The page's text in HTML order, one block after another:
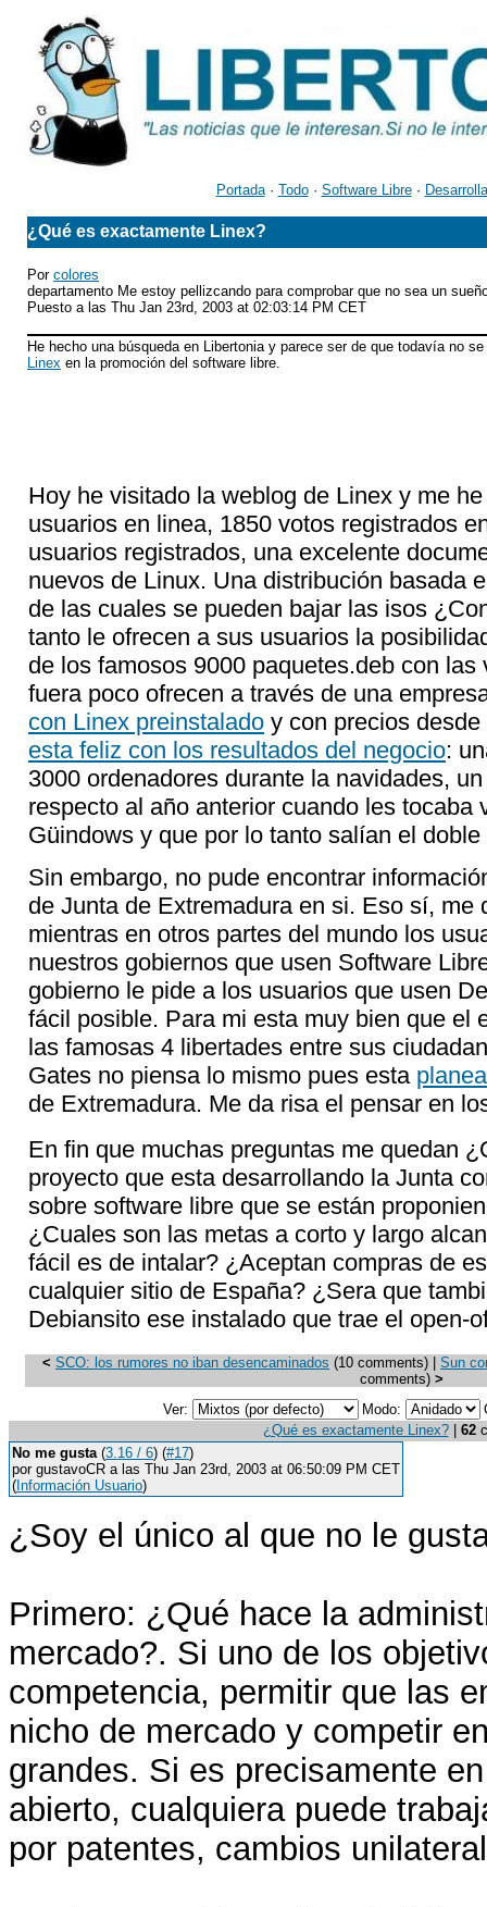
Portada· Todo· Software Libre·
¿Qué es exactamente Linex?
Por colores
departamento Me estoy pellizcando para comprobar que no sea un
Puesto a las Thu Jan 23rd, 2003 at 02:03:14 PM CET
He hecho una búsqueda en Libertonia y parece ser de que todavía no
Linex en la promoción del software libre.
Hoy he visitado la weblog de Linex y me
usuarios en linea, 1850 votos registrados
usuarios registrados, una excelente
nuevos de Linux. Una distribución basada
de las cuales se pueden bajar las isos
tanto le ofrecen a sus usuarios la
de los famosos 9000 paquetes.deb con
fuera poco ofrecen a través de una
con Linex preinstalado y con precios
esta feliz con los resultados del negocio:
3000 ordenadores durante la navidades,
respecto al año anterior cuando les tocaba
Güindows y que por lo tanto salían el
Sin embargo, no pude encontrar
de Junta de Extremadura en si. Eso sí, me
mientras en otros partes del mundo los
nuestros gobiernos que usen Software
gobierno le pide a los usuarios que usen
fácil posible. Para mi esta muy bien que el
las famosas 4 libertades entre sus
Gates no piensa lo mismo pues esta
de Extremadura. Me da risa el pensar en
En fin que muchas preguntas me quedan
proyecto que esta desarrollando la Junta
sobre software libre que se están
¿Cuales son las metas a corto y largo
fácil es de intalar? ¿Aceptan compras de
cualquier sitio de España? ¿Sera que
Debiansito ese instalado que trae el open-
< SCO: los rumores no iban desencaminados (10 comments) | Sun
comments) >
Ver:
Modo:
¿Qué es exactamente Linex?| 62
No me gusta(3.16 / 6) (#17)
por gustavoCR a las Thu Jan 23rd, 2003 at 06:50:09 PM CET
( Información Usuario)
¿Soy el único al que no le
Primero: ¿Qué hace la
mercado?. Si uno de los
competencia, permitir que las
nicho de mercado y competir
grandes. Si es precisamente
abierto, cualquiera puede
por patentes, cambios